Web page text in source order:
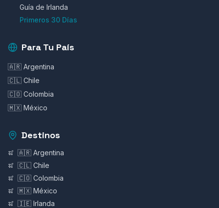
Guía de Irlanda
Primeros 30 Días
Para Tu País
🇦🇷 Argentina
🇨🇱 Chile
🇨🇴 Colombia
🇲🇽 México
Destinos
🇦🇷 Argentina
🇨🇱 Chile
🇨🇴 Colombia
🇲🇽 México
🇮🇪 Irlanda